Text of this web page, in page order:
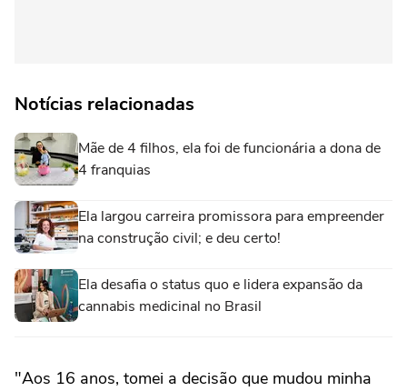
Notícias relacionadas
Mãe de 4 filhos, ela foi de funcionária a dona de
4 franquias
Ela largou carreira promissora para empreender
na construção civil; e deu certo!
Ela desafia o status quo e lidera expansão da
cannabis medicinal no Brasil
"Aos 16 anos, tomei a decisão que mudou minha